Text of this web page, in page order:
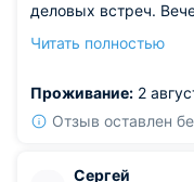
деловых встреч.
Из недостатков:
Читать полностью
Проживание: 2
Отзыв оставлен
Сергей